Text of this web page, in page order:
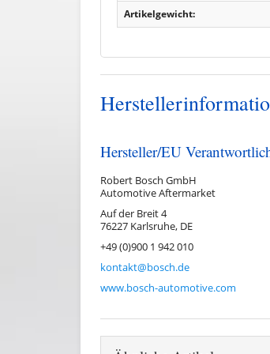
Artikelgewicht:
Hersteller/EU
Robert Bosch GmbH
Automotive Aftermarket
Auf der Breit 4
76227 Karlsruhe, DE
+49 (0)900 1 942 010
kontakt@bosch.de
www.bosch-automotive.com